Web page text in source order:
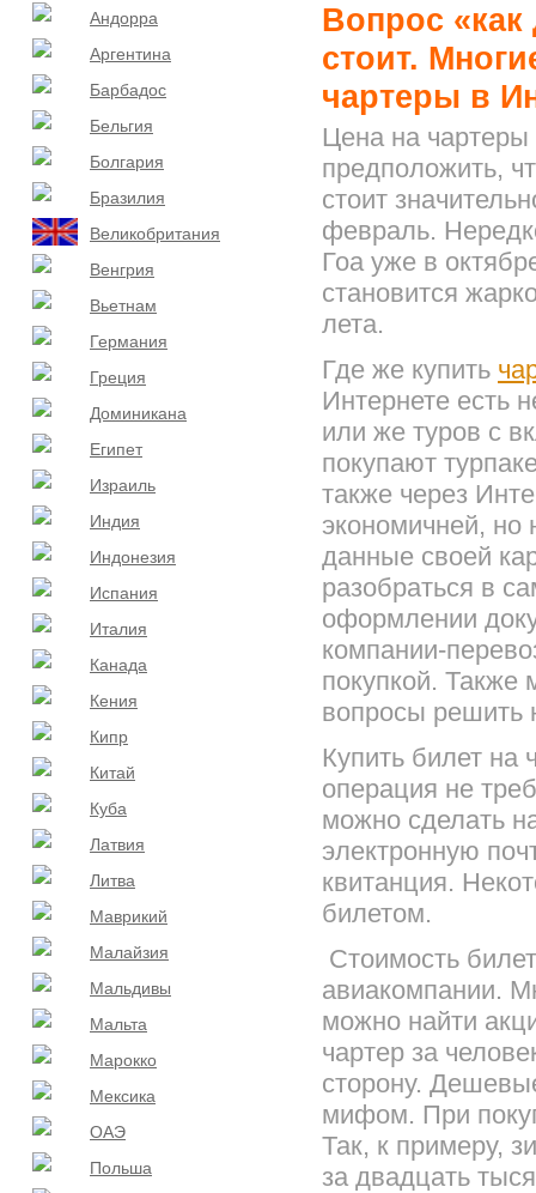
Андорра
Аргентина
Барбадос
Бельгия
Болгария
Бразилия
Великобритания
Венгрия
Вьетнам
Германия
Греция
Доминикана
Египет
Израиль
Индия
Индонезия
Испания
Италия
Канада
Кения
Кипр
Китай
Куба
Латвия
Литва
Маврикий
Малайзия
Мальдивы
Мальта
Марокко
Мексика
ОАЭ
Польша
Вопрос
стоит.
чартеры в
Цена на чартеры
предположить,
стоит
февраль.
Гоа уже в
становится
лета.
Где же купить
Интернете есть
или же туров с
покупают
также через
экономичней, но
данные своей
разобраться в
оформлении
компании-
покупкой. Также
вопросы решить
Купить билет на
операция не
можно сделать
электронную
квитанция.
билетом.
Стоимость
авиакомпании.
можно найти
чартер за
сторону.
мифом. При
Так, к примеру,
за двадцать